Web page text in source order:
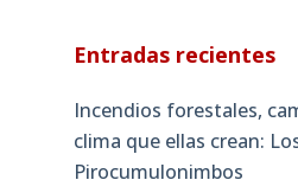
Entradas recientes
Incendios forestales,
clima que ellas crean:
Pirocumulonimbos